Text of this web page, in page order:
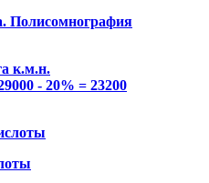
Полисомнография
к.м.н.
- 20% = 23200